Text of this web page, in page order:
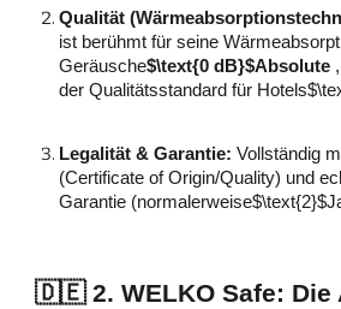
Qualität
ist berühmt für seine
Geräusche$\text{0 dB}$Absolute
der Qualitätsstandard für
Legalität & Garantie: Vollständig
(Certificate of Origin/Quality) und
Garantie
🇩🇪 2. WELKO Safe: Die